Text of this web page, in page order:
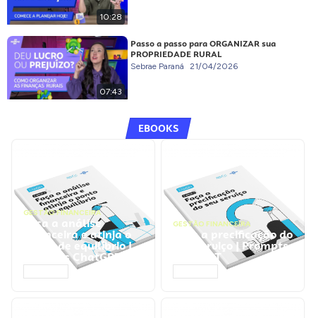
10:28
07:43
Passo a passo para ORGANIZAR sua
PROPRIEDADE RURAL
Sebrae Paraná 21/04/2026
EBOOKS
GESTÃO FINANCEIRA
Faça a análise
financeira e atinja o
ponto de equilíbrio |
Prompts ChatGPT
GESTÃO FINANCEIRA
Faça a precificação do
seu serviço | Prompts
ChatGPT